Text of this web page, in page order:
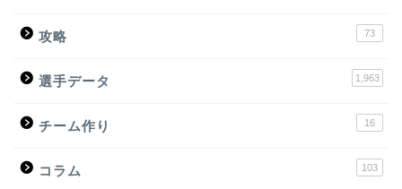
攻略 73
選手データ 1,963
チーム作り 16
コラム 103